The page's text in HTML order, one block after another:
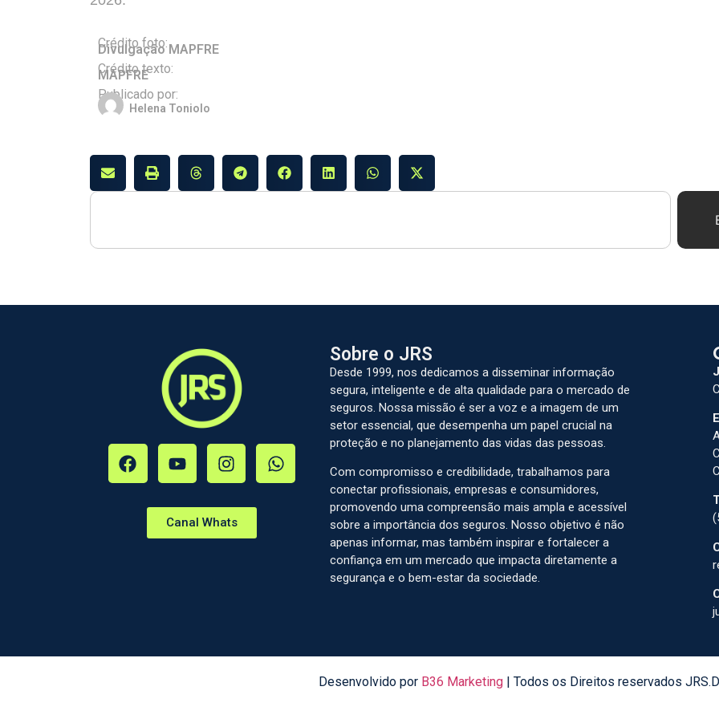
Crédito foto:
Divulgação MAPFRE
Crédito texto:
MAPFRE
Publicado por:
Helena Toniolo
Canal Whats
Sobre o JRS
Desde 1999, nos dedicamos a disseminar informação
segura, inteligente e de alta qualidade para o mercado de
seguros. Nossa missão é ser a voz e a imagem de um
setor essencial, que desempenha um papel crucial na
proteção e no planejamento das vidas das pessoas.
Com compromisso e credibilidade, trabalhamos para
conectar profissionais, empresas e consumidores,
promovendo uma compreensão mais ampla e acessível
sobre a importância dos seguros. Nosso objetivo é não
apenas informar, mas também inspirar e fortalecer a
confiança em um mercado que impacta diretamente a
segurança e o bem-estar da sociedade.
Desenvolvido por B36 Marketing| Todos os Direitos reservados